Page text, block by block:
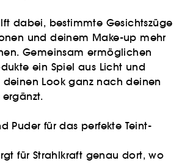
dabei, bestimmte Gesichtszüge
und deinem Make-up mehr
Gemeinsam ermöglichen
ein Spiel aus Licht und
deinen Look ganz nach deinen
Puder für das perfekte Teint-
für Strahlkraft genau dort, wo